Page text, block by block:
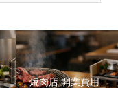
焼肉店 開業費用